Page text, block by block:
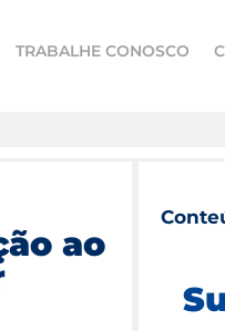
TRABALHE CONOSCO
ao